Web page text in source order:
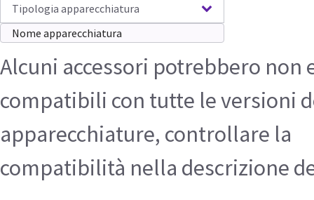
Tipologia apparecchiatura
Alcuni accessori potrebbero non
compatibili con tutte le versioni
apparecchiature, controllare la
compatibilità nella descrizione